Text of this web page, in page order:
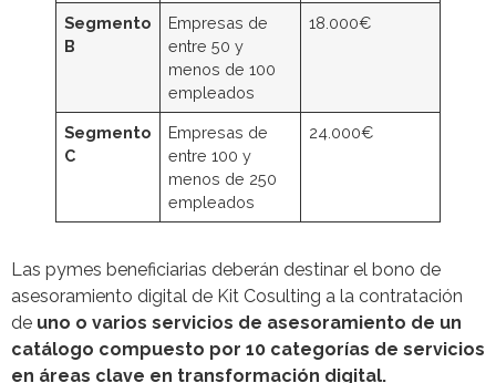
Segmento
B
Empresas de
entre 50 y
menos de 100
empleados
18.000€
Segmento
C
Empresas de
entre 100 y
menos de 250
empleados
24.000€
Las pymes beneficiarias deberán destinar el bono de
asesoramiento digital de Kit Cosulting a la contratación
de uno o varios servicios de asesoramiento de un
catálogo compuesto por 10 categorías de servicios
en áreas clave en transformación digital.